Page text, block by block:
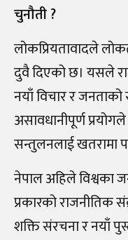
चुनौती ?
लोकप्रियतावादले
दुवै दिएको छ। यसले
नयाँ विचार र
असावधानीपूर्ण
सन्तुलनलाई खतरामा
नेपाल अहिले विश्वका
प्रकारको राजनीतिक
शक्ति संरचना र नयाँ